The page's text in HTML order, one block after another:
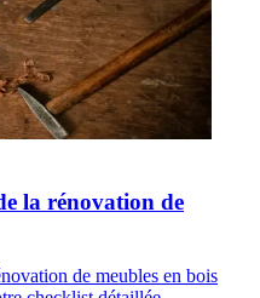
la rénovation de
de meubles en bois